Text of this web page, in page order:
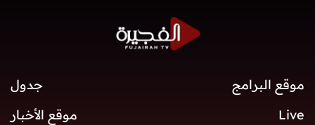
موقع البرامج
جدول
Live
موقع الأخبار